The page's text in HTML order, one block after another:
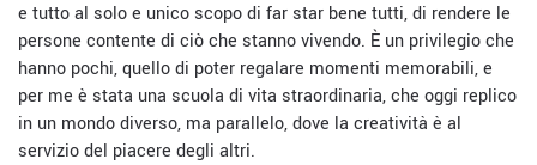
e tutto al solo e unico scopo di far star bene tutti, di rendere le
persone contente di ciò che stanno vivendo. È un privilegio che
hanno pochi, quello di poter regalare momenti memorabili, e
per me è stata una scuola di vita straordinaria, che oggi replico
in un mondo diverso, ma parallelo, dove la creatività è al
servizio del piacere degli altri.